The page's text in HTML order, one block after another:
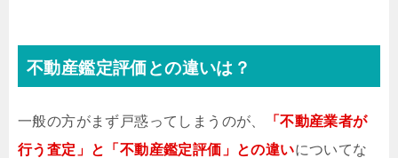
不動産鑑定評価との違いは？
一般の方がまず戸惑ってしまうのが、
「不動産業者が
行う査定」と「不動産鑑定評価」との違いについてな